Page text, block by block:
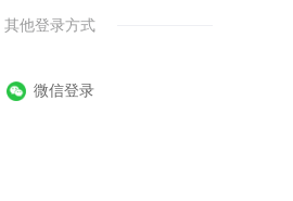
其他登录方式
微信登录